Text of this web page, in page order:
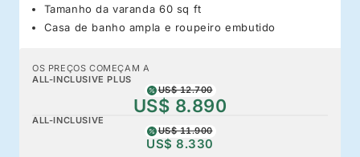
Tamanho da varanda 60 sq ft
Casa de banho ampla e roupeiro embutido
OS PREÇOS COMEÇAM A
ALL-INCLUSIVE PLUS
US$ 12.700
US$ 8.890
ALL-INCLUSIVE
US$ 11.900
US$ 8.330